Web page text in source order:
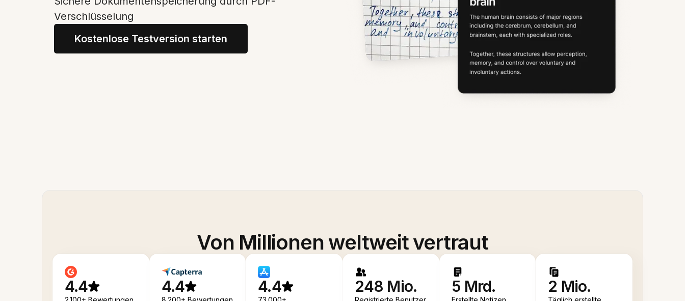
Verschlüsselung
Kostenlose Testversion starten
Von Millionen weltweit vertraut
4.4 4.4 4.4 248 Mio. 5 Mrd. 2 Mio.